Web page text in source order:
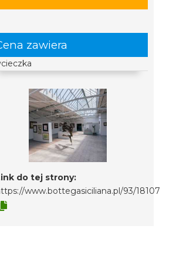
zawiera
do tej strony:
www.bottegasiciliana.pl/93/18107